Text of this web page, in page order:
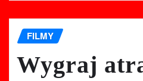
FILMY
Wygraj